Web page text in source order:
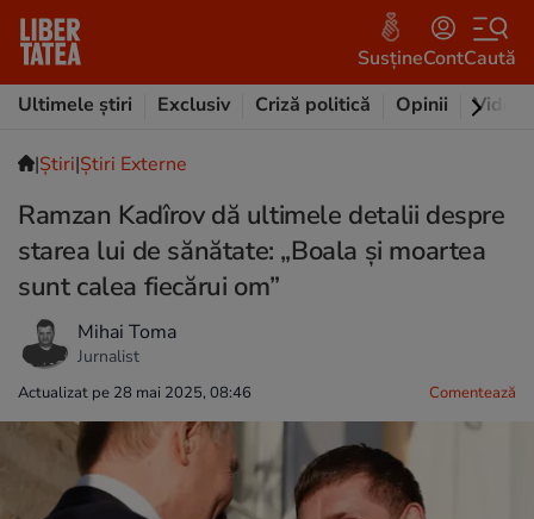
SusțineContCaută
Ultimele știri
Exclusiv Criză politică Opinii Video
|Ştiri|Știri Externe
Ramzan Kadîrov dă ultimele detalii despre
starea lui de sănătate: „Boala și moartea
sunt calea fiecărui om”
Mihai Toma
Jurnalist
Actualizat pe 28 mai 2025, 08:46 Comentează